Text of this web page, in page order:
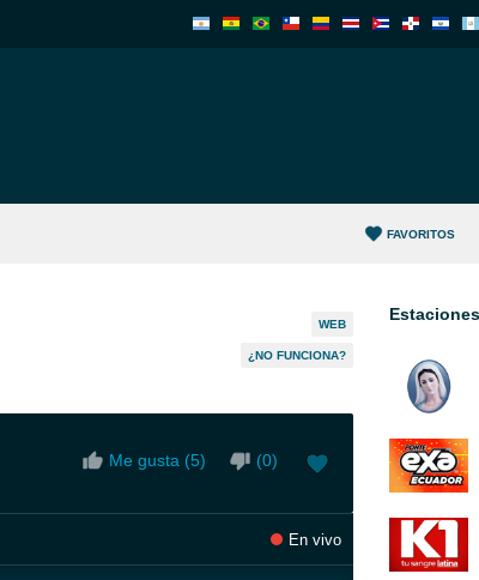
FAVORITOS
WEB
¿NO FUNCIONA?
Me gusta (5) (0)
En vivo